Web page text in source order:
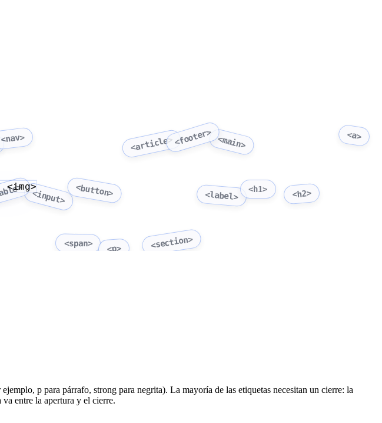
<nav> <article><footer> <main> <a>
<input> <button> <label>
<h1> <h2>
<span> <p> <section>
<img>
p para párrafo, strong para negrita). La mayoría de las etiquetas necesitan un cierre: la
entre la apertura y el cierre.